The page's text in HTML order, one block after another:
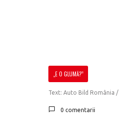
„E O GLUMĂ?”
Text: Auto Bild România /
0 comentarii